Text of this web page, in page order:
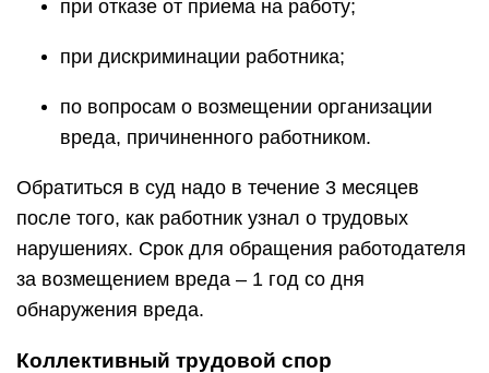
при отказе от приема на работу;
при дискриминации работника;
по вопросам о возмещении организации
вреда, причиненного работником.
Обратиться в суд надо в течение 3 месяцев
после того, как работник узнал о трудовых
нарушениях. Срок для обращения работодателя
за возмещением вреда – 1 год со дня
обнаружения вреда.
Коллективный трудовой спор